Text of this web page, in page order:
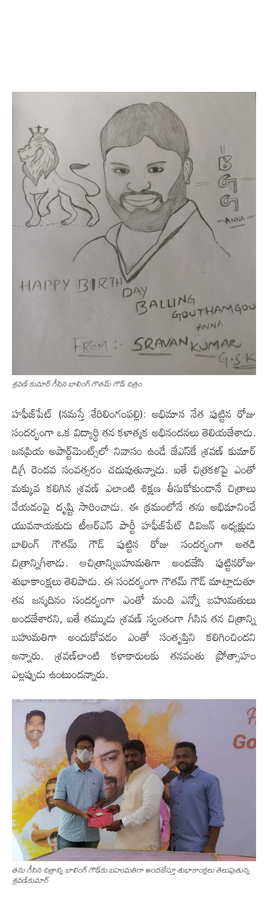
శ్ర‌వణ్‌ కుమార్ గీసిన బాలింగ్ గౌత‌మ్ గౌడ్ చిత్రం
హ‌ఫీజ్‌పేట్ (న‌మ‌స్తే శేరిలింగంప‌ల్లి): అభిమాన నేత పుట్టిన రోజు
సంద‌ర్భంగా ఒక విద్యార్థి త‌న క‌ళాత్మ‌క అభినంద‌న‌లు తెలియ‌జేశాడు.
జ‌న‌ప్రియ అపార్ట్‌మెంట్స్‌లో నివాసం ఉండే జేఎస్‌కే శ్ర‌వ‌ణ్ కుమార్
డిగ్రీ రెండ‌వ సంవ‌త్స‌రం చ‌దువుతున్నాడు. ఐతే చిత్ర‌క‌ళ‌పై ఎంతో
మ‌క్కువ‌ క‌లిగిన శ్ర‌వ‌ణ్ ఎలాంటి శిక్ష‌ణ తీసుకోకుండానే చిత్రాలు
వేయ‌డంపై దృష్టి సారించాడు. ఈ క్ర‌మంలోనే త‌ను అభిమానించే
యువ‌నాయ‌కుడు టీఆర్ఎస్ పార్టీ హ‌ఫీజ్‌పేట్ డివిజ‌న్ అధ్య‌క్షుడు
బాలింగ్ గౌత‌మ్ గౌడ్‌ పుట్టిన రోజు సంద‌ర్భంగా అత‌డి
చిత్రాన్నిగీశాడు. ఆచిత్రాన్నిబ‌హుమ‌తిగా అంద‌జేసి పుట్టిన‌రోజు
శుభాకాంక్ష‌లు తెలిపాడు. ఈ సంద‌ర్భంగా గౌత‌మ్ గౌడ్ మాట్లాడుతూ
త‌న జ‌న్మ‌దినం సంద‌ర్భంగా ఎంతో మంది ఎన్నో బ‌హుమ‌తులు
అంద‌జేశార‌ని, ఐతే త‌మ్ముడు శ్ర‌వ‌ణ్ స్వంతంగా గీసిన త‌న చిత్రాన్ని
బ‌హుమ‌తిగా అందుకోవ‌డం ఎంతో సంతృప్తిని క‌లిగించింద‌ని
అన్నారు. శ్రవ‌ణ్‌లాంటి క‌ళాకారుల‌కు త‌న‌వంతు ప్రోత్సాహం
ఎల్ల‌ప్పుడు ఉంటుంద‌న్నారు.
త‌ను గీసిన చిత్రాన్ని బాలింగ్ గౌడ్‌కు బ‌హుమ‌తిగా అందజేస్తూ శుభాకాంక్ష‌లు తెలుపుతున్న
శ్ర‌వ‌ణ్‌కుమార్‌